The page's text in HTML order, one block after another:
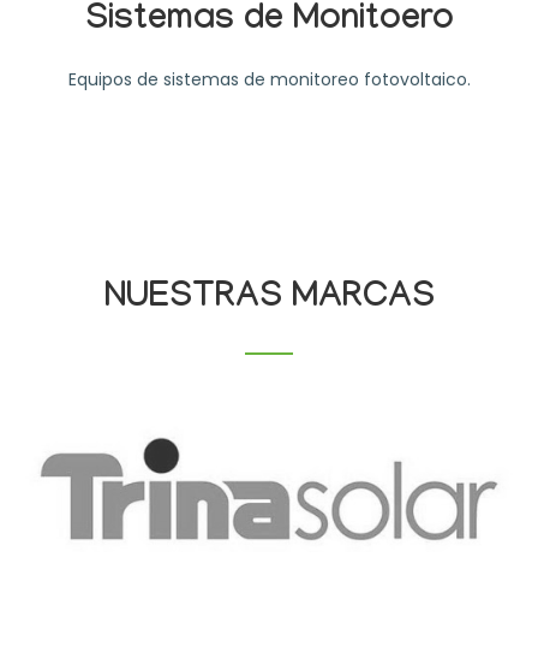
Sistemas de Monitoero
Equipos de sistemas de monitoreo fotovoltaico.
NUESTRAS MARCAS